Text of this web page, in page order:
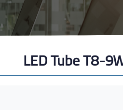
LED Tube T8-